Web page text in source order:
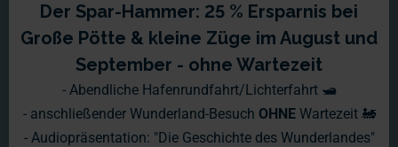
Montag, 18.07. - Sonntag,
24.07.2011
Auch in der letzten Woche wurde weiter an der "Renovierung"
der älteren Bauabschnitte gearbeitet.
Der Spar-Hammer: 25 % Ersparnis bei
Große Pötte & kleine Züge im August und
September - ohne Wartezeit
- Abendliche Hafenrundfahrt/Lichterfahrt 🛥️
- anschließender Wunderland-Besuch OHNE Wartezeit 🚂
- Audiopräsentation: "Die Geschichte des Wunderlandes"